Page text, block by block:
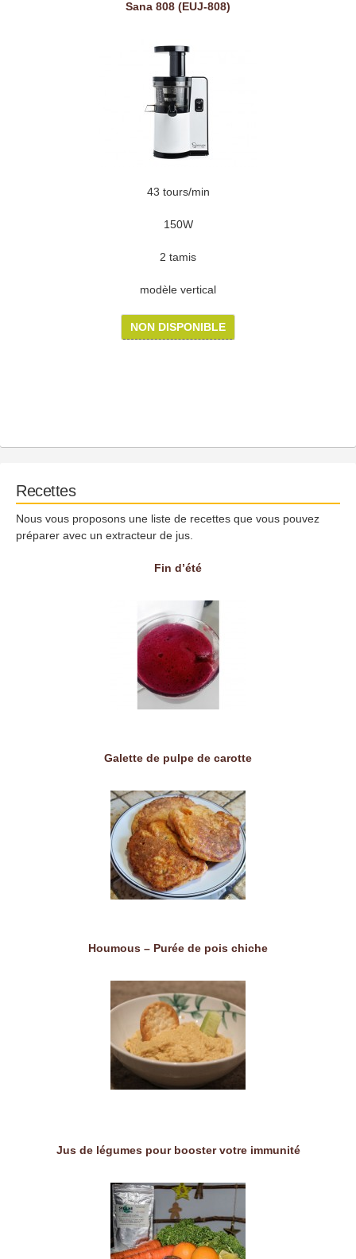
Sana 808 (EUJ-808)
43 tours/min
150W
2 tamis
modèle vertical
NON DISPONIBLE
Recettes
Nous vous proposons une liste de recettes que vous pouvez
préparer avec un extracteur de jus.
Fin d’été
Galette de pulpe de carotte
Houmous – Purée de pois chiche
Jus de légumes pour booster votre immunité